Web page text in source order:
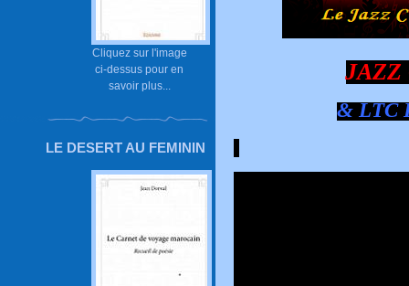
Cliquez sur l'image
ci-dessus pour en
savoir plus...
LE DESERT AU FEMININ
JAZZ
& LTC